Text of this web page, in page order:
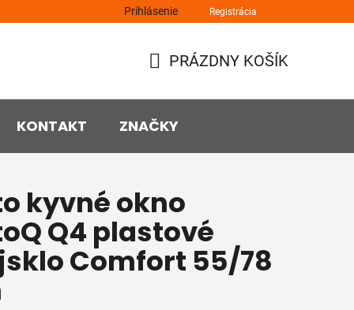
Prihlásenie Registrácia
KOŠÍK
PRÁZDNY KOŠÍK
KONTAKT ZNAČKY
kyvné okno
Q4 plastové
Comfort 55/78